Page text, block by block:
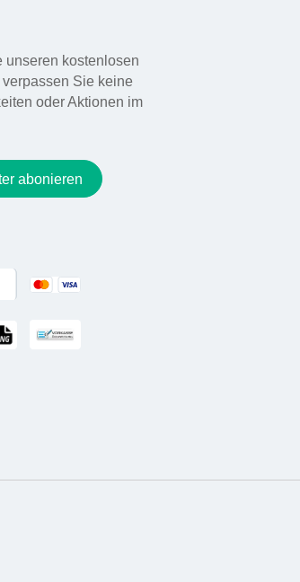
unseren kostenlosen
Sie keine
oder Aktionen im
abonieren